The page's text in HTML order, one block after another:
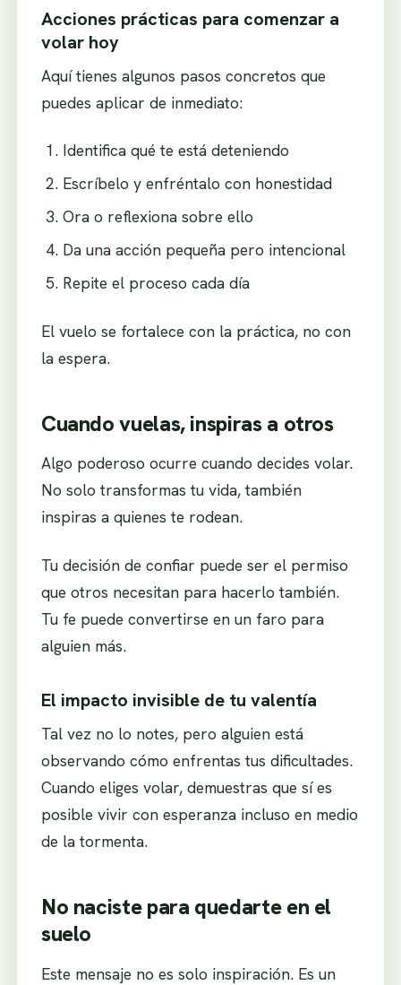
Acciones prácticas para comenzar a
volar hoy
Aquí tienes algunos pasos concretos que
puedes aplicar de inmediato:
Identifica qué te está deteniendo
Escríbelo y enfréntalo con honestidad
Ora o reflexiona sobre ello
Da una acción pequeña pero intencional
Repite el proceso cada día
El vuelo se fortalece con la práctica, no con
la espera.
Cuando vuelas, inspiras a otros
Algo poderoso ocurre cuando decides volar.
No solo transformas tu vida, también
inspiras a quienes te rodean.
Tu decisión de confiar puede ser el permiso
que otros necesitan para hacerlo también.
Tu fe puede convertirse en un faro para
alguien más.
El impacto invisible de tu valentía
Tal vez no lo notes, pero alguien está
observando cómo enfrentas tus dificultades.
Cuando eliges volar, demuestras que sí es
posible vivir con esperanza incluso en medio
de la tormenta.
No naciste para quedarte en el
suelo
Este mensaje no es solo inspiración. Es un